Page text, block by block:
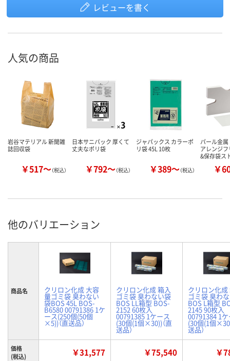
レビューを書く
人気の商品
岩谷マテリアル 新聞雑
誌回収袋
￥517～（税込）
日本サニパック 厚くて
丈夫なポリ袋
￥792～（税込）
ジャパックス カラーポ
リ袋 45L 10枚
￥389～（税込）
パール金
アレンジ
&保存袋ス
￥
他のバリエーション
商品名 クリロン化成 大容
量ゴミ袋 臭わない
袋BOS 45L BOS-
B6580 00791386 1ケ
ース(250個(50個
×5))（直送品）
クリロン化成 箱入
ゴミ袋 臭わない袋
BOS LL箱型 BOS-
2152 60枚入
00791385 1ケース
(30個(1個×30))（直
送品）
クリロン化成
ゴミ袋 臭わ
BOS L箱型
2145 90枚入
00791384 1
(30個(1個
送品）
価格
(税込)
￥31,577 ￥75,540 ￥